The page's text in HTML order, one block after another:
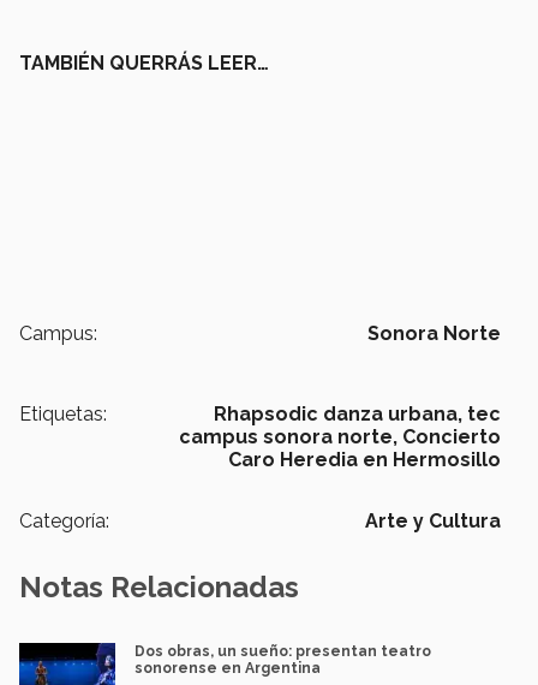
TAMBIÉN QUERRÁS LEER…
Campus: Sonora Norte
Etiquetas: Rhapsodic danza urbana, tec
campus sonora norte, Concierto
Caro Heredia en Hermosillo
Categoría: Arte y Cultura
Notas Relacionadas
Dos obras, un sueño: presentan teatro
sonorense en Argentina